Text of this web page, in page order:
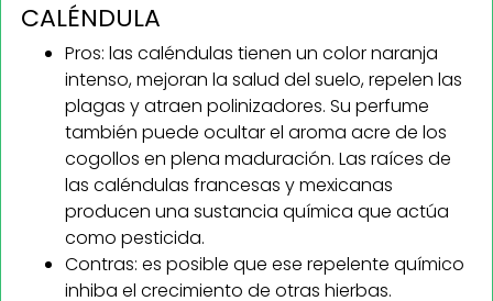
CALÉNDULA
Pros: las caléndulas tienen un color naranja
intenso, mejoran la salud del suelo, repelen las
plagas y atraen polinizadores. Su perfume
también puede ocultar el aroma acre de los
cogollos en plena maduración. Las raíces de
las caléndulas francesas y mexicanas
producen una sustancia química que actúa
como pesticida.
Contras: es posible que ese repelente químico
inhiba el crecimiento de otras hierbas.